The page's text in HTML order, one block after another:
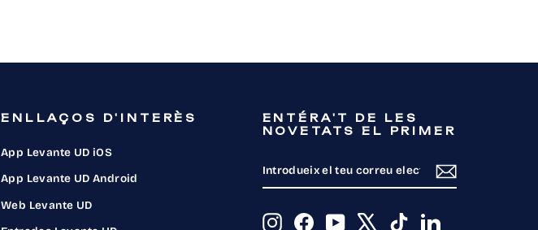
ENLLAÇOS D'INTERÈS
App Levante UD iOS
App Levante UD Android
Web Levante UD
ENTÉRA'T DE LES
NOVETATS EL PRIMER
EL
TEU
ELECTRÒNIC
TE
InstagramFacebookYouTube TikTokLinkedIn